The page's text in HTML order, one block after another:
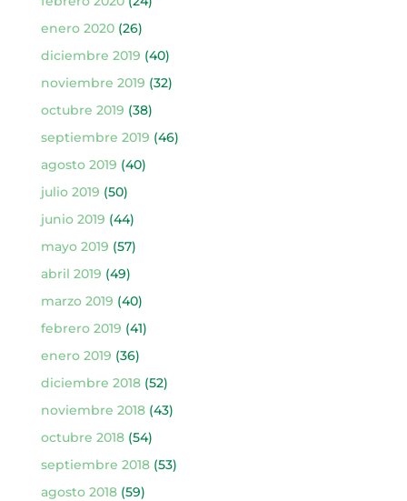
enero 2020(26)
diciembre 2019 (40)
noviembre 2019 (32)
octubre 2019 (38)
septiembre 2019 (46)
agosto 2019 (40)
julio 2019 (50)
junio 2019 (44)
mayo 2019 (57)
abril 2019 (49)
marzo 2019 (40)
febrero 2019 (41)
enero 2019 (36)
diciembre 2018(52)
noviembre 2018(43)
octubre 2018(54)
septiembre 2018(53)
agosto 2018(59)